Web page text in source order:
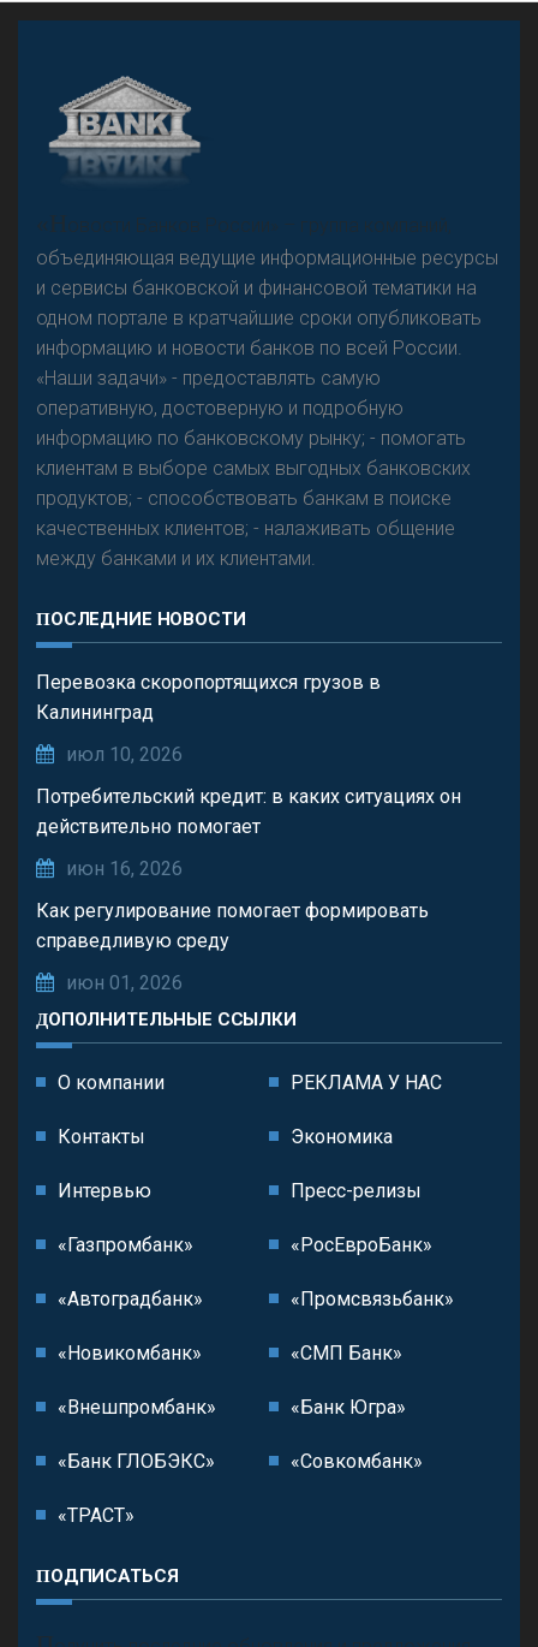
«Н
овости Банков России» – группа компаний,
объединяющая ведущие информационные ресурсы
и сервисы банковской и финансовой тематики на
одном портале в кратчайшие сроки опубликовать
информацию и новости банков по всей России.
«Наши задачи» - предоставлять самую
оперативную, достоверную и подробную
информацию по банковскому рынку; - помогать
клиентам в выборе самых выгодных банковских
продуктов; - способствовать банкам в поиске
качественных клиентов; - налаживать общение
между банками и их клиентами.
ПОСЛЕДНИЕ НОВОСТИ
Перевозка скоропортящихся грузов в
Калининград
июл 10, 2026
Потребительский кредит: в каких ситуациях он
действительно помогает
июн 16, 2026
Как регулирование помогает формировать
справедливую среду
июн 01, 2026
ДОПОЛНИТЕЛЬНЫЕ ССЫЛКИ
О компании РЕКЛАМА У НАС
Контакты Экономика
Интервью Пресс-релизы
«Газпромбанк» «РосЕвроБанк»
«Автоградбанк» «Промсвязьбанк»
«Новикомбанк» «СМП Банк»
«Внешпромбанк» «Банк Югра»
«Банк ГЛОБЭКС» «Совкомбанк»
«ТРАСТ»
ПОДПИСАТЬСЯ